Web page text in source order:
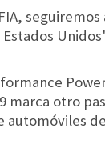
marca otro